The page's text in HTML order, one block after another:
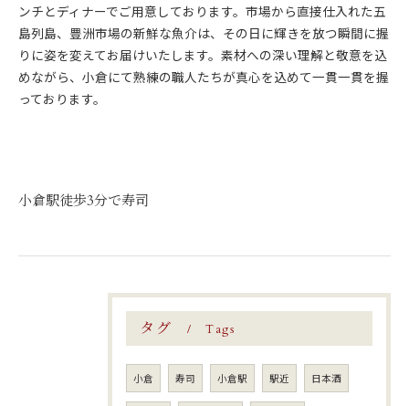
ンチとディナーでご用意しております。市場から直接仕入れた五
島列島、豊洲市場の新鮮な魚介は、その日に輝きを放つ瞬間に握
りに姿を変えてお届けいたします。素材への深い理解と敬意を込
めながら、小倉にて熟練の職人たちが真心を込めて一貫一貫を握
っております。
小倉駅徒歩3分で寿司
タグ Tags
小倉 寿司 小倉駅 駅近 日本酒